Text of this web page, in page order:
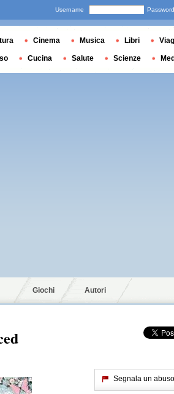
Giochi Autori
Segnala un abuso
Username Password
Cinema Musica Libri
Cucina Salute Scienze